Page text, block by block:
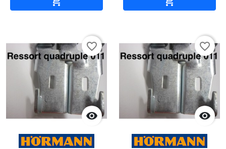

favorite_border

favorite_border